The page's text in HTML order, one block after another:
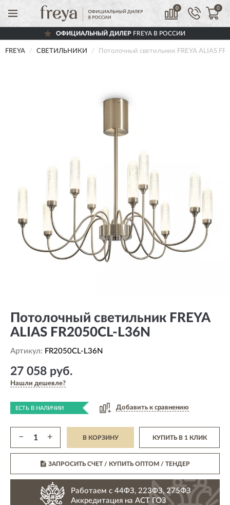
0 0
ОФИЦИАЛЬНЫЙ ДИЛЕРFREYA В РОССИИ
FREYA СВЕТИЛЬНИКИ Потолочный светильник FREYA ALIAS
Потолочный светильник FREYA
ALIAS FR2050CL-L36N
Артикул: FR2050CL-L36N
27 058 руб.
Нашли дешевле?
ЕСТЬ В НАЛИЧИИ Добавить к сравнению
− + В КОРЗИНУ КУПИТЬ В 1 КЛИК
ЗАПРОСИТЬ СЧЕТ / КУПИТЬ ОПТОМ/ ТЕНДЕР
Работаем с 44ФЗ, 223ФЗ, 275ФЗ
Аккредитация на АСТ ГОЗ